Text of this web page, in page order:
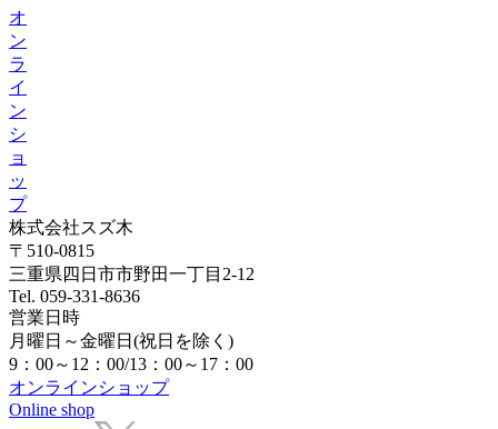
オ
ン
ラ
イ
ン
シ
ョ
ッ
プ
株式会社スズ木
〒510-0815
三重県四日市市野田一丁目2-12
Tel. 059-331-8636
営業日時
月曜日～金曜日(祝日を除く)
9：00～12：00/13：00～17：00
オンラインショップ
Online shop